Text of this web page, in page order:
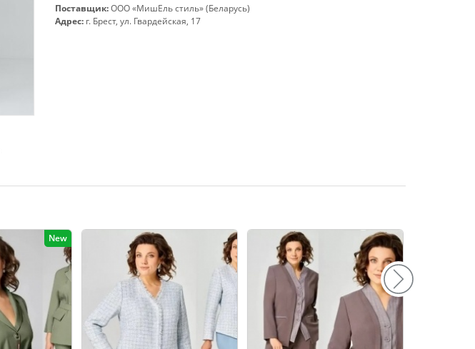
136
144-148 172
Поставщик:ООО «МишЕль стиль» (Беларусь)
Адрес: г. Брест, ул. Гвардейская, 17
New